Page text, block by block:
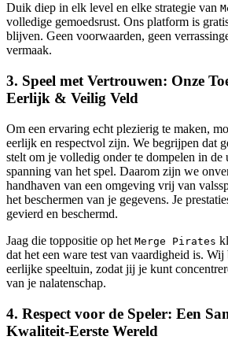
Duik diep in elk level en elke strategie van
volledige gemoedsrust. Ons platform is
blijven. Geen voorwaarden, geen
vermaak.
3. Speel met Vertrouwen: Onze
Eerlijk & Veilig Veld
Om een ervaring echt plezierig te maken,
eerlijk en respectvol zijn. We begrijpen dat
stelt om je volledig onder te dompelen in de
spanning van het spel. Daarom zijn we
handhaven van een omgeving vrij van
het beschermen van je gegevens. Je
gevierd en beschermd.
Jaag die toppositie op het Merge Pirates
dat het een ware test van vaardigheid is.
eerlijke speeltuin, zodat jij je kunt
van je nalatenschap.
4. Respect voor de Speler: Een
Kwaliteit-Eerste Wereld